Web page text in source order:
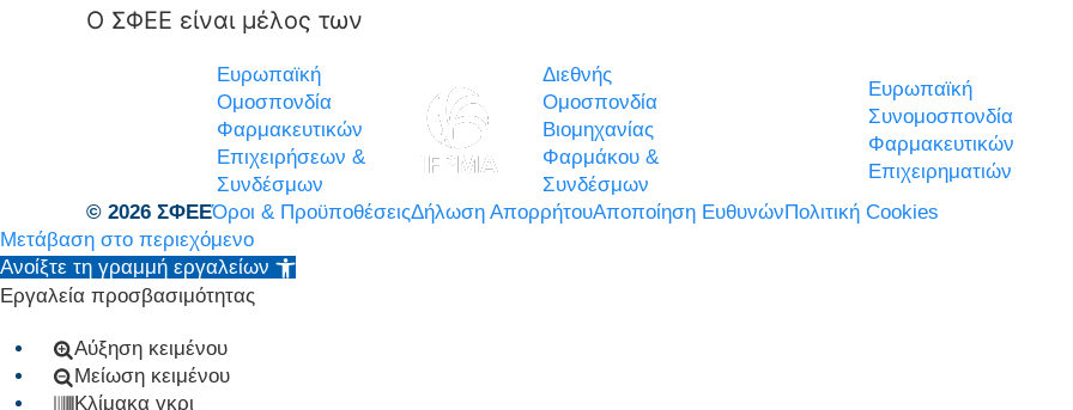
Ο ΣΦΕΕ είναι μέλος των
Ευρωπαϊκή
Ομοσπονδία
Φαρμακευτικών
Επιχειρήσεων &
Συνδέσμων
Διεθνής
Ομοσπονδία
Βιομηχανίας
Φαρμάκου &
Συνδέσμων
Ευρωπαϊκή
Συνομοσπονδία
Φαρμακευτικών
Επιχειρηματιών
© 2026 ΣΦΕΕΌροι & ΠροϋποθέσειςΔήλωση ΑπορρήτουΑποποίηση ΕυθυνώνΠολιτική Cookies
Μετάβαση στο περιεχόμενο
Ανοίξτε τη γραμμή εργαλείων
Εργαλεία προσβασιμότητας
Αύξηση κειμένου
Μείωση κειμένου
Κλίμακα γκρι